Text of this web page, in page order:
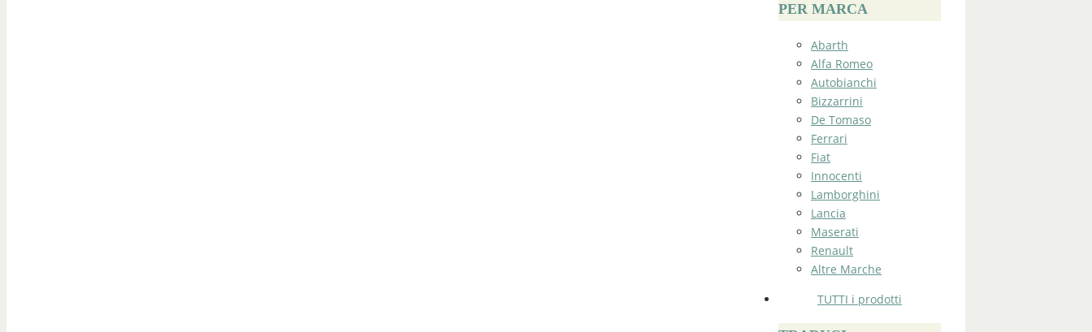
PER MARCA
Abarth
Alfa Romeo
Autobianchi
Bizzarrini
De Tomaso
Ferrari
Fiat
Innocenti
Lamborghini
Lancia
Maserati
Renault
Altre Marche
TUTTI i prodotti